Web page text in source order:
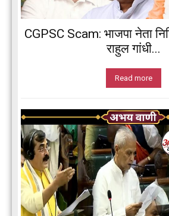
CGPSC Scam: भाजपा नेता
राहुल गांधी...
Read more